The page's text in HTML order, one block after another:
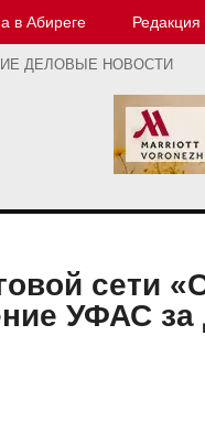
в Абиреге Редакция
ДЕЛОВЫЕ НОВОСТИ
сети
УФАС